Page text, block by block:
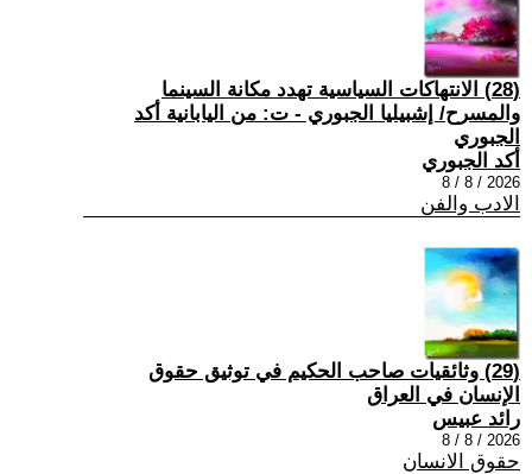
(28) الانتهاكات السياسية تهدد مكانة السينما
والمسرح/ إشبيليا الجبوري - ت: من اليابانية أكد
الجبوري
أكد الجبوري
2026 / 8 / 8
الادب والفن
(29) وثائقيات صاحب الحكيم في توثيق حقوق
الإنسان في العراق
رائد عبيس
2026 / 8 / 8
حقوق الانسان